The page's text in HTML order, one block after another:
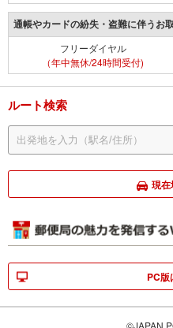
通帳やカードの紛失・盗難に伴うお
フリーダイヤル
（年中無休/24時間受付)
ルート検索
現
PC版